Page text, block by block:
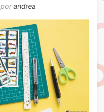
porandrea